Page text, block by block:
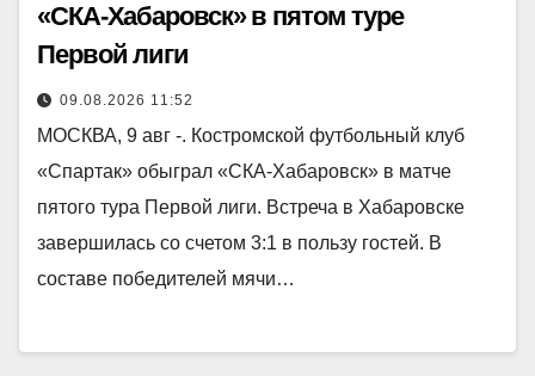
«СКА-Хабаровск» в пятом туре
Первой лиги
09.08.2026 11:52
МОСКВА, 9 авг -. Костромской футбольный клуб
«Спартак» обыграл «СКА-Хабаровск» в матче
пятого тура Первой лиги. Встреча в Хабаровске
завершилась со счетом 3:1 в пользу гостей. В
составе победителей мячи…